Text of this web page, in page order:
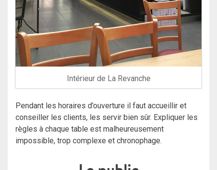
Intérieur de La Revanche
Pendant les horaires d’ouverture il faut accueillir et
conseiller les clients, les servir bien sûr. Expliquer les
règles à chaque table est malheureusement
impossible, trop complexe et chronophage.